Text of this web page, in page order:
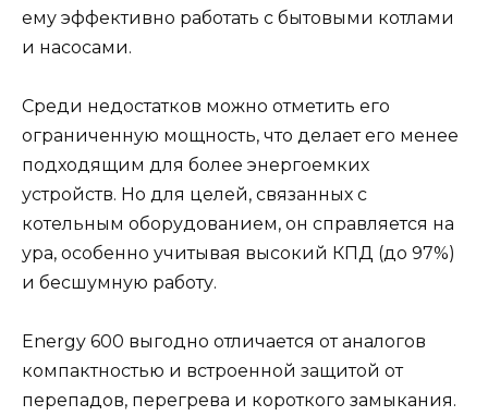
ему эффективно работать с бытовыми котлами
и насосами.
Среди недостатков можно отметить его
ограниченную мощность, что делает его менее
подходящим для более энергоемких
устройств. Но для целей, связанных с
котельным оборудованием, он справляется на
ура, особенно учитывая высокий КПД (до 97%)
и бесшумную работу.
Energy 600 выгодно отличается от аналогов
компактностью и встроенной защитой от
перепадов, перегрева и короткого замыкания.